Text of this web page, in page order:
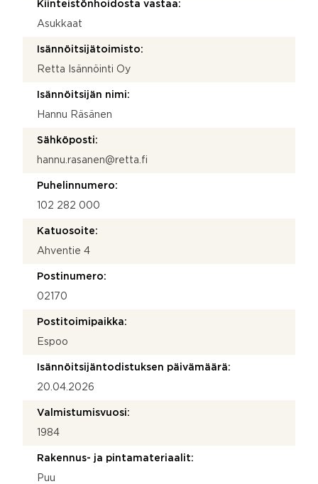
Kiinteistönhoidosta vastaa:
Asukkaat
Isännöitsijätoimisto:
Retta Isännöinti Oy
Isännöitsijän nimi:
Hannu Räsänen
Sähköposti:
hannu.rasanen@retta.fi
Puhelinnumero:
102 282 000
Katuosoite:
Ahventie 4
Postinumero:
02170
Postitoimipaikka:
Espoo
Isännöitsijäntodistuksen päivämäärä:
20.04.2026
Valmistumisvuosi:
1984
Rakennus- ja pintamateriaalit:
Puu